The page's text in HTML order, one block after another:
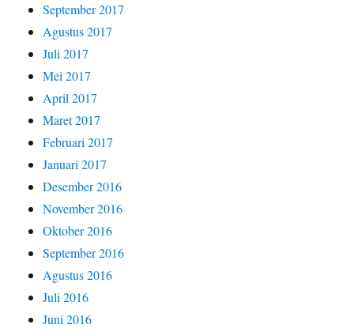
September 2017
Agustus 2017
Juli 2017
Mei 2017
April 2017
Maret 2017
Februari 2017
Januari 2017
Desember 2016
November 2016
Oktober 2016
September 2016
Agustus 2016
Juli 2016
Juni 2016